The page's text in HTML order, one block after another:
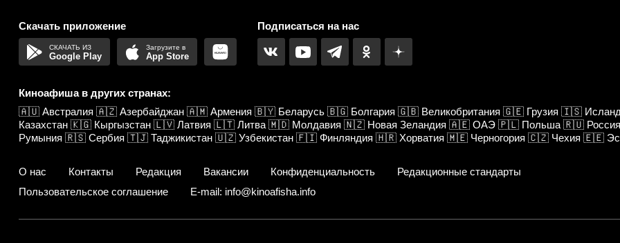
Скачать приложение
Google Play App Store
Подписаться на нас
Киноафиша в других странах:
🇦🇺 Австралия 🇦🇿 Азербайджан 🇦🇲 Армения 🇧🇾 Беларусь 🇧🇬 Болгария 🇬🇧 Великобритания 🇬🇪 Грузия 🇮🇸
Казахстан 🇰🇬 Кыргызстан 🇱🇻 Латвия 🇱🇹 Литва 🇲🇩 Молдавия 🇳🇿 Новая Зеландия 🇦🇪 ОАЭ 🇵🇱 Польша 🇷🇺 Россия
Румыния 🇷🇸 Сербия 🇹🇯 Таджикистан 🇺🇿 Узбекистан 🇫🇮 Финляндия 🇭🇷 Хорватия 🇲🇪 Черногория 🇨🇿 Чехия 🇪🇪
О нас Контакты Редакция Вакансии Конфиденциальность
Редакционные стандарты
Пользовательское соглашение
E-mail: info@kinoafisha.info